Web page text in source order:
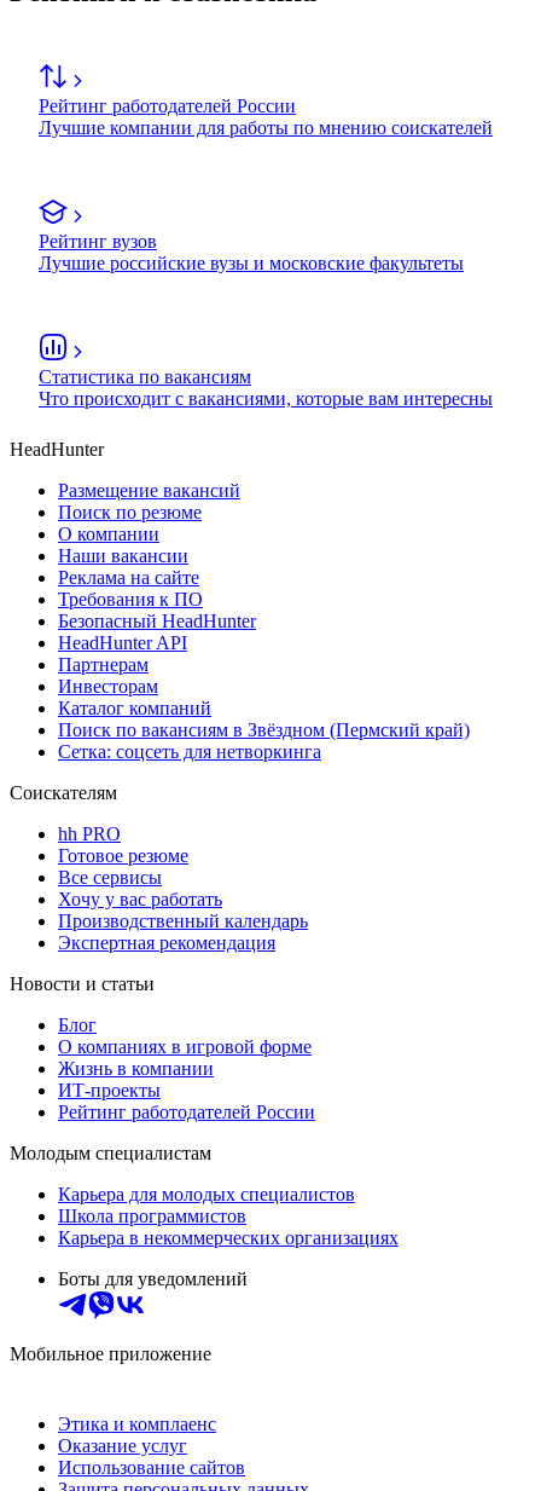
Рейтинг работодателей России
Лучшие компании для работы по мнению соискателей
Рейтинг вузов
Лучшие российские вузы и московские факультеты
Статистика по вакансиям
Что происходит с вакансиями, которые вам интересны
HeadHunter
Размещение вакансий
Поиск по резюме
О компании
Наши вакансии
Реклама на сайте
Требования к ПО
Безопасный HeadHunter
HeadHunter API
Партнерам
Инвесторам
Каталог компаний
Поиск по вакансиям в Звёздном (Пермский край)
Сетка: соцсеть для нетворкинга
Соискателям
hh PRO
Готовое резюме
Все сервисы
Хочу у вас работать
Производственный календарь
Экспертная рекомендация
Новости и статьи
Блог
О компаниях в игровой форме
Жизнь в компании
ИТ-проекты
Рейтинг работодателей России
Молодым специалистам
Карьера для молодых специалистов
Школа программистов
Карьера в некоммерческих организациях
Боты для уведомлений
Мобильное приложение
Этика и комплаенс
Оказание услуг
Использование сайтов